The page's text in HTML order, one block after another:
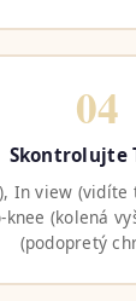
04
Skontrolujte
In view (vidíte
knee (kolená
(podopretý